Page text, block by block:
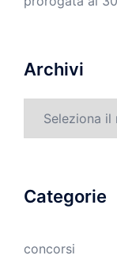
Archivi
Categorie
concorsi